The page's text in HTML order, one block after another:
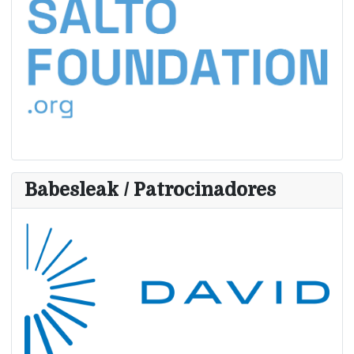
Babesleak / Patrocinadores